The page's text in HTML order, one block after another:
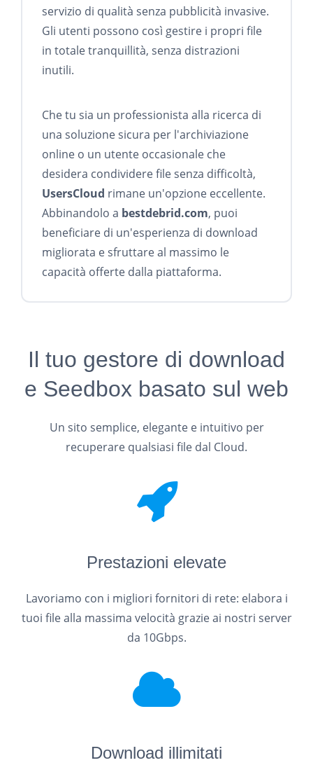
servizio di qualità senza pubblicità invasive.
Gli utenti possono così gestire i propri file
in totale tranquillità, senza distrazioni
inutili.
Che tu sia un professionista alla ricerca di
una soluzione sicura per l'archiviazione
online o un utente occasionale che
desidera condividere file senza difficoltà,
UsersCloud rimane un'opzione eccellente.
Abbinandolo a bestdebrid.com, puoi
beneficiare di un'esperienza di download
migliorata e sfruttare al massimo le
capacità offerte dalla piattaforma.
Il tuo gestore di download
e Seedbox basato sul web
Un sito semplice, elegante e intuitivo per
recuperare qualsiasi file dal Cloud.
Prestazioni elevate
Lavoriamo con i migliori fornitori di rete: elabora i
tuoi file alla massima velocità grazie ai nostri server
da 10Gbps.
Download illimitati